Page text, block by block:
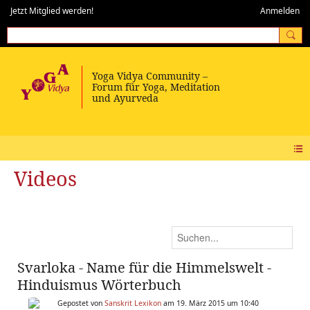
Jetzt Mitglied werden! Anmelden
Videos
Svarloka - Name für die Himmelswelt -
Hinduismus Wörterbuch
Gepostet von Sanskrit Lexikon am 19. März 2015 um 10:40